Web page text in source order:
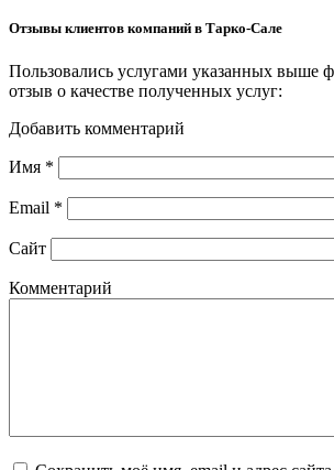
Отзывы клиентов компаний в Тарко-Сале
Пользовались услугами указанных выше
отзыв о качестве полученных услуг:
Добавить комментарий
Имя *
Email *
Сайт
Комментарий